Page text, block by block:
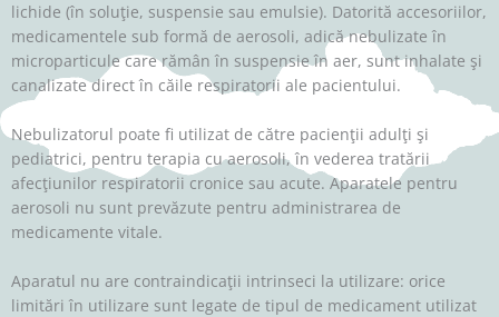
lichide (în soluţie, suspensie sau emulsie). Datorită accesoriilor,
medicamentele sub formă de aerosoli, adică nebulizate în
microparticule care rămân în suspensie în aer, sunt inhalate şi
canalizate direct în căile respiratorii ale pacientului.
Nebulizatorul poate fi utilizat de către pacienţii adulţi şi
pediatrici, pentru terapia cu aerosoli, în vederea tratării
afecţiunilor respiratorii cronice sau acute. Aparatele pentru
aerosoli nu sunt prevăzute pentru administrarea de
medicamente vitale.
Aparatul nu are contraindicaţii intrinseci la utilizare: orice
limitări în utilizare sunt legate de tipul de medicament utilizat